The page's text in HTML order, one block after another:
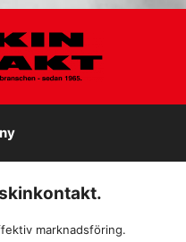
marknadsföring.